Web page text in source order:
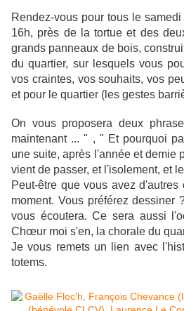
Rendez-vous pour tous le
16h, près de la tortue et des
grands panneaux de bois,
du quartier, sur lesquels vous
vos craintes, vos souhaits, vos
et pour le quartier (les gestes
On vous proposera deux
maintenant ... " , " Et pourquoi
une suite, après l'année et demie
vient de passer, et l'isolement, et
Peut-être que vous avez
moment. Vous préférez dessiner
vous écoutera. Ce sera aussi
Chœur moi s'en, la chorale du
Je vous remets un lien avec
totems.